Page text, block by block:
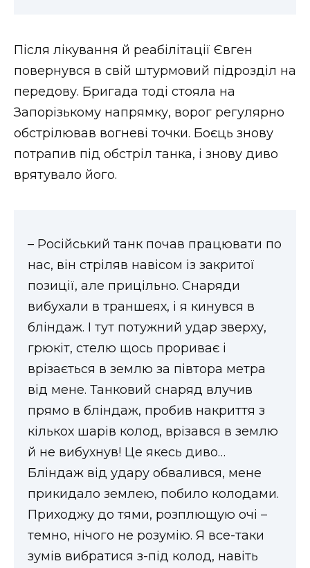
Після лікування й реабілітації Євген
повернувся в свій штурмовий підрозділ на
передову. Бригада тоді стояла на
Запорізькому напрямку, ворог регулярно
обстрілював вогневі точки. Боєць знову
потрапив під обстріл танка, і знову диво
врятувало його.
– Російський танк почав працювати по
нас, він стріляв навісом із закритої
позиції, але прицільно. Снаряди
вибухали в траншеях, і я кинувся в
бліндаж. І тут потужний удар зверху,
грюкіт, стелю щось прориває і
врізається в землю за півтора метра
від мене. Танковий снаряд влучив
прямо в бліндаж, пробив накриття з
кількох шарів колод, врізався в землю
й не вибухнув! Це якесь диво…
Бліндаж від удару обвалився, мене
прикидало землею, побило колодами.
Приходжу до тями, розплющую очі –
темно, нічого не розумію. Я все-таки
зумів вибратися з-під колод, навіть